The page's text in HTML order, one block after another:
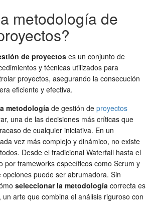
metodología de
de proyectos es un conjunto de
y técnicas utilizados para
proyectos, asegurando la consecución
eficiente y efectiva.
metodología de gestión de proyectos
una de las decisiones más críticas que
de cualquier iniciativa. En un
vez más complejo y dinámico, no existe
Desde el tradicional Waterfall hasta el
por frameworks específicos como Scrum y
puede ser abrumadora. Sin
seleccionar la metodología correcta es
arte que combina el análisis riguroso con